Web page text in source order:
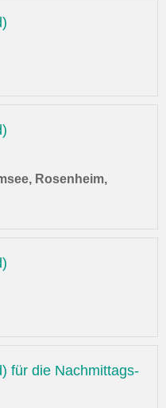
Rosenheim,
für die Nachmittags-